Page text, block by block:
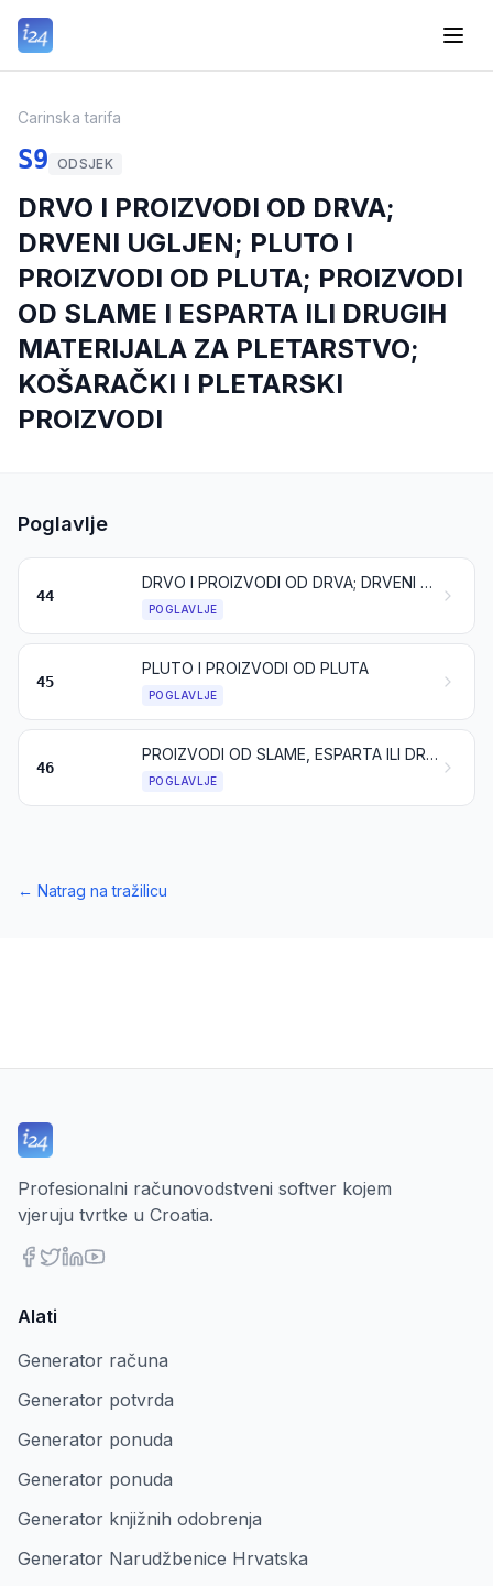
Carinska tarifa
S9 ODSJEK
DRVO I PROIZVODI OD DRVA;
DRVENI UGLJEN; PLUTO I
PROIZVODI OD PLUTA; PROIZVODI
OD SLAME I ESPARTA ILI DRUGIH
MATERIJALA ZA PLETARSTVO;
KOŠARAČKI I PLETARSKI
PROIZVODI
Poglavlje
44
DRVO I PROIZVODI OD DRVA; DRVENI UGLJEN
POGLAVLJE
45
PLUTO I PROIZVODI OD PLUTA
POGLAVLJE
46
PROIZVODI OD SLAME, ESPARTA ILI DRUGIH MATERIJALA ZA PLETARSTVO; KOŠARAČKI I PLETARSKI PROIZVODI
POGLAVLJE
← Natrag na tražilicu
Profesionalni računovodstveni softver kojem
vjeruju tvrtke u Croatia.
Alati
Generator računa
Generator potvrda
Generator ponuda
Generator ponuda
Generator knjižnih odobrenja
Generator Narudžbenice Hrvatska